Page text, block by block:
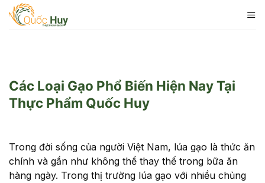
Skip
Các Loại Gạo Phổ Biến Hiện Nay Tại
Thực Phẩm Quốc Huy
Trong đời sống của người Việt Nam, lúa gạo là thức ăn
chính và gần như không thể thay thế trong bữa ăn
hàng ngày. Trong thị trường lúa gạo với nhiều chủng